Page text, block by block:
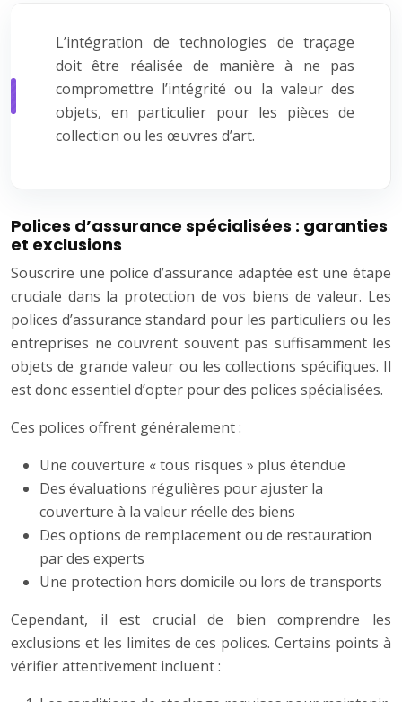
L’intégration de technologies de traçage
doit être réalisée de manière à ne pas
compromettre l’intégrité ou la valeur des
objets, en particulier pour les pièces de
collection ou les œuvres d’art.
Polices d’assurance spécialisées : garanties
et exclusions
Souscrire une police d’assurance adaptée est une étape
cruciale dans la protection de vos biens de valeur. Les
polices d’assurance standard pour les particuliers ou les
entreprises ne couvrent souvent pas suffisamment les
objets de grande valeur ou les collections spécifiques. Il
est donc essentiel d’opter pour des polices spécialisées.
Ces polices offrent généralement :
Une couverture « tous risques » plus étendue
Des évaluations régulières pour ajuster la
couverture à la valeur réelle des biens
Des options de remplacement ou de restauration
par des experts
Une protection hors domicile ou lors de transports
Cependant, il est crucial de bien comprendre les
exclusions et les limites de ces polices. Certains points à
vérifier attentivement incluent :